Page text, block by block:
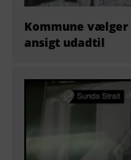
Kommune
ansigt udadtil